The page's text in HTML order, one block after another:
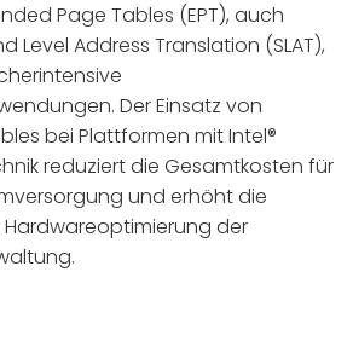
Page Tables (EPT), auch
Level Address Translation (SLAT),
Der Einsatz von
bei Plattformen mit Intel®
reduziert die Gesamtkosten für
und erhöht die
der